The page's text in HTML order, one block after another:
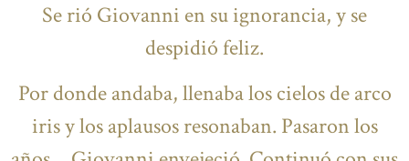
Se rió Giovanni en su ignorancia, y se
despidió feliz.
Por donde andaba, llenaba los cielos de arco
iris y los aplausos resonaban. Pasaron los